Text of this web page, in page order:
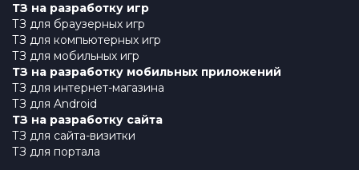
ТЗ на разработку игр
ТЗ для браузерных игр
ТЗ для компьютерных игр
ТЗ для мобильных игр
ТЗ на разработку мобильных приложений
ТЗ для интернет-магазина
ТЗ для Android
ТЗ на разработку сайта
ТЗ для сайта-визитки
ТЗ для портала